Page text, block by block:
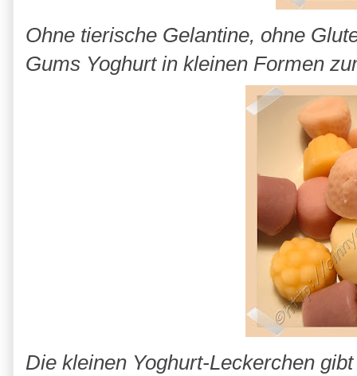
Ohne tierische Gelantine, ohne
Gums Yoghurt in kleinen Formen
Die kleinen Yoghurt-Leckerchen